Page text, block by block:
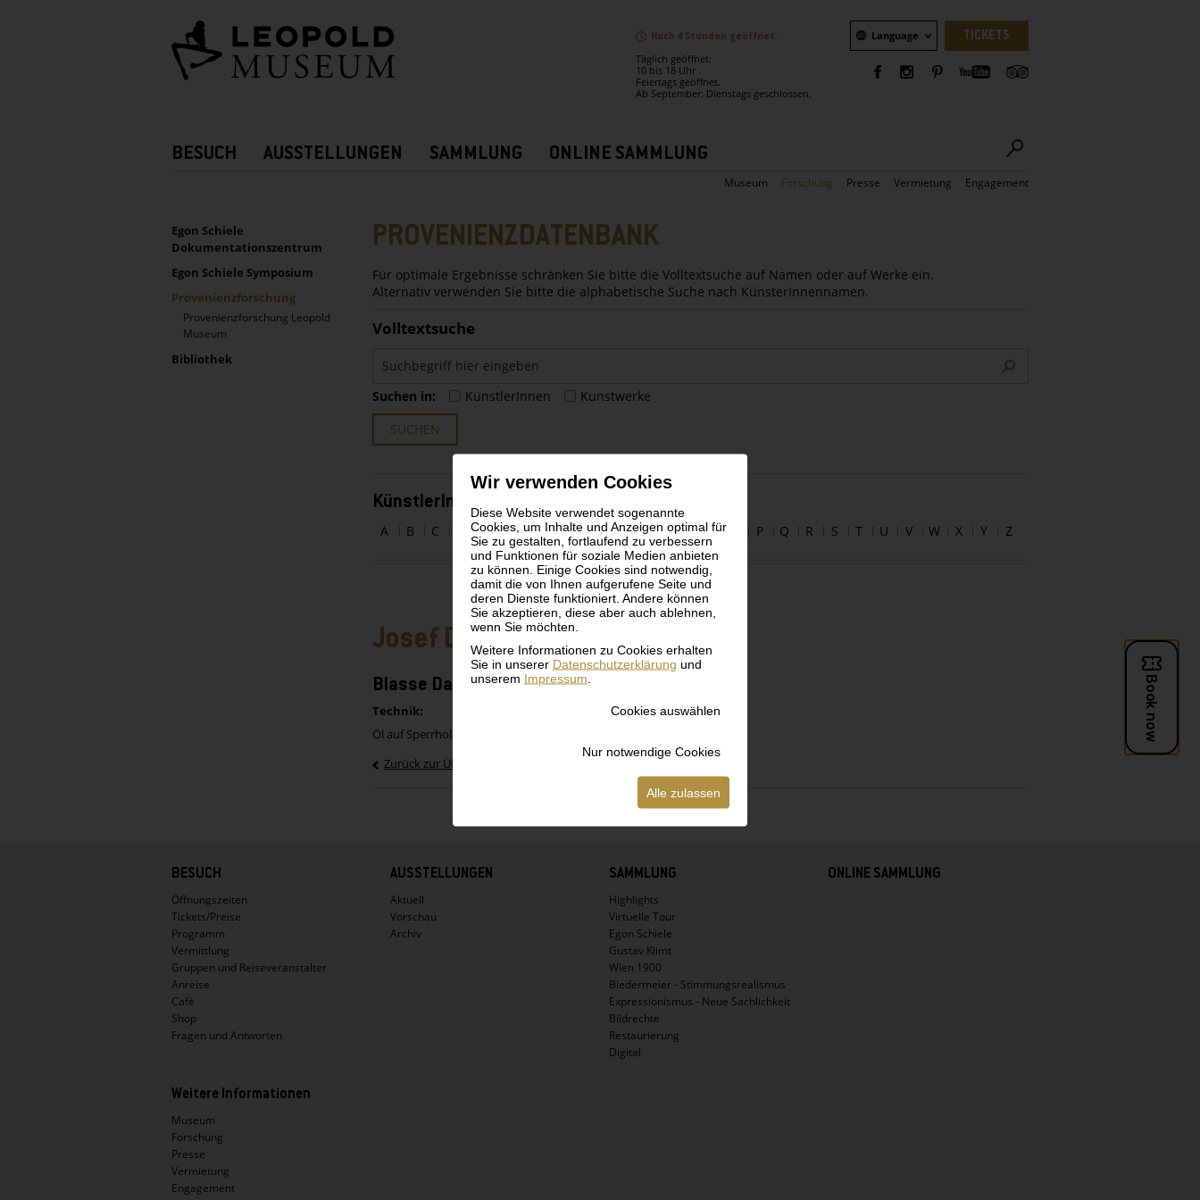
Wir verwenden Cookies
Diese Website verwendet sogenannte
Cookies, um Inhalte und Anzeigen optimal für
Sie zu gestalten, fortlaufend zu verbessern
und Funktionen für soziale Medien anbieten
zu können. Einige Cookies sind notwendig,
damit die von Ihnen aufgerufene Seite und
deren Dienste funktioniert. Andere können
Sie akzeptieren, diese aber auch ablehnen,
wenn Sie möchten.
Weitere Informationen zu Cookies erhalten
Sie in unserer Datenschutzerklärung und
unserem Impressum
Cookies auswählen
Nur notwendige Cookies
Alle zulassen
Noch 4 Stunden geöffnet.
Täglich geöffnet:
10 bis 18 Uhr
Feiertags geöffnet.
Ab September: Dienstags geschlossen.
Sprachauswahl
Language TICKETS
Hauptnavigation
BESUCH AUSSTELLUNGEN SAMMLUNG ONLINE SAMMLUNG
Museum Forschung Presse Vermietung Engagement
Sidebar
UNTERNAVIGATION
Egon Schiele
Dokumentationszentrum
Egon Schiele Symposium
Provenienzforschung
Provenienzforschung Leopold
Museum
Bibliothek
PROVENIENZDATENBANK
Für optimale Ergebnisse schränken Sie bitte die Volltextsuche auf Namen oder auf Werke ein.
Alternativ verwenden Sie bitte die alphabetische Suche nach KünsterInnennamen.
Volltextsuche
Suchen in: KünstlerInnen
Kunstwerke
SUCHEN
KünstlerInnen alphabetisch
A B C E F G H I J K L M N P Q R S T U V W X Y Z
Josef Dobrowsky
Blasse Dame
Technik:
Öl auf Sperrholz
Zurück zur Übersicht
BESUCH
Öffnungszeiten
Tickets/Preise
Programm
Vermittlung
Gruppen und Reiseveranstalter
Anreise
Café
Shop
Fragen und Antworten
AUSSTELLUNGEN
Aktuell
Vorschau
Archiv
SAMMLUNG
Highlights
Virtuelle Tour
Egon Schiele
Gustav Klimt
Wien 1900
Biedermeier - Stimmungsrealismus
Expressionismus - Neue Sachlichkeit
Bildrechte
Restaurierung
Digital
ONLINE SAMMLUNG
Weitere Informationen
Museum
Forschung
Presse
Vermietung
Engagement